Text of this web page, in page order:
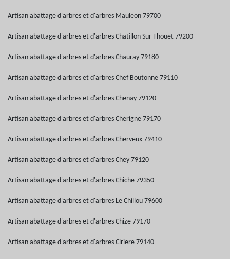
Artisan abattage d'arbres et d'arbres Mauleon 79700
Artisan abattage d'arbres et d'arbres Chatillon Sur Thouet 79200
Artisan abattage d'arbres et d'arbres Chauray 79180
Artisan abattage d'arbres et d'arbres Chef Boutonne 79110
Artisan abattage d'arbres et d'arbres Chenay 79120
Artisan abattage d'arbres et d'arbres Cherigne 79170
Artisan abattage d'arbres et d'arbres Cherveux 79410
Artisan abattage d'arbres et d'arbres Chey 79120
Artisan abattage d'arbres et d'arbres Chiche 79350
Artisan abattage d'arbres et d'arbres Le Chillou 79600
Artisan abattage d'arbres et d'arbres Chize 79170
Artisan abattage d'arbres et d'arbres Ciriere 79140